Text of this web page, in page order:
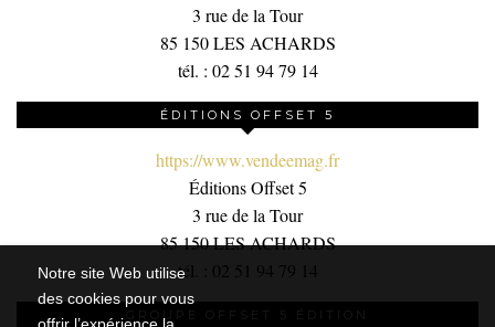
Notre site Web utilise
des cookies pour vous
3 rue de la Tour
85 150 LES ACHARDS
tél. : 02 51 94 79 14
ÉDITIONS OFFSET 5
https://www.vendeemag.fr
Éditions Offset 5
3 rue de la Tour
85 150 LES ACHARDS
tél. : 02 51 94 79 14
GROUPE OFFSET 5 ÉDITION